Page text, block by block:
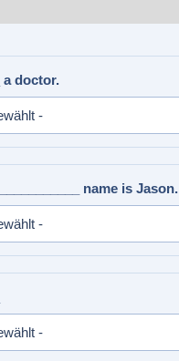
a doctor.
name is Jason.